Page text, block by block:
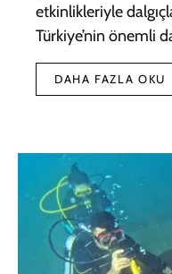
etkinlikleriyle
Türkiye’nin önemli
DAHA FAZLA OKU